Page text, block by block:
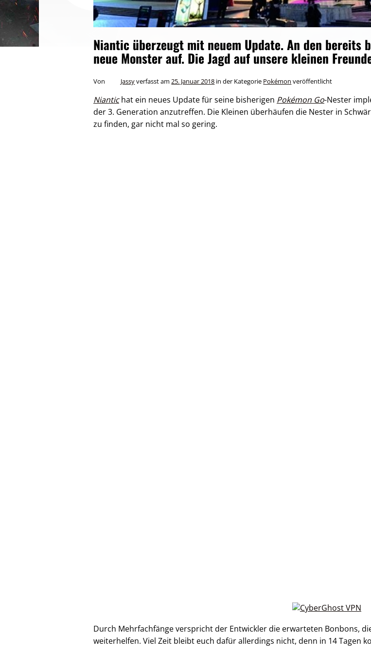
Niantic überzeugt mit neuem Update. An den bereits
neue Monster auf. Die Jagd auf unsere kleinen
Von Autor
Jassyverfasst am25. Januar 2018 in der Kategorie Pokémon veröffentlicht
Niantichat ein neues Update für seine bisherigen Pokémon Go-Nester
der 3. Generation anzutreffen. Die Kleinen überhäufen die Nester in
zu finden, gar nicht mal so gering.
Durch Mehrfachfänge verspricht der Entwickler die erwarteten Bonbons,
weiterhelfen. Viel Zeit bleibt euch dafür allerdings nicht, denn in 14 Tagen